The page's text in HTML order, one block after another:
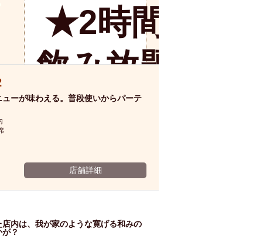
ツ
結納・顔会わせ
店内全面禁煙
ラム肉
洋食
上コース 地中海料理
鍋
）
古島駅周辺
冬限定メニュー
おでん
デー
★2時間半
飲み放題の
み
￥2500★→
3時間に♪
※有効期限2026年11月08日まで
ーが味わえる。普段使いからパーテ
店舗詳細
内は、我が家のような寛げる和みの
？